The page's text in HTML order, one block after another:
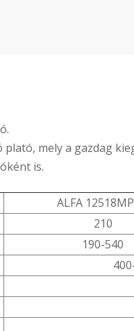
mely a gazdag
is.
ALFA
210
190-540